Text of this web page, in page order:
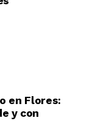
en Flores:
y con